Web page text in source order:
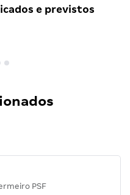
e previstos
PSF